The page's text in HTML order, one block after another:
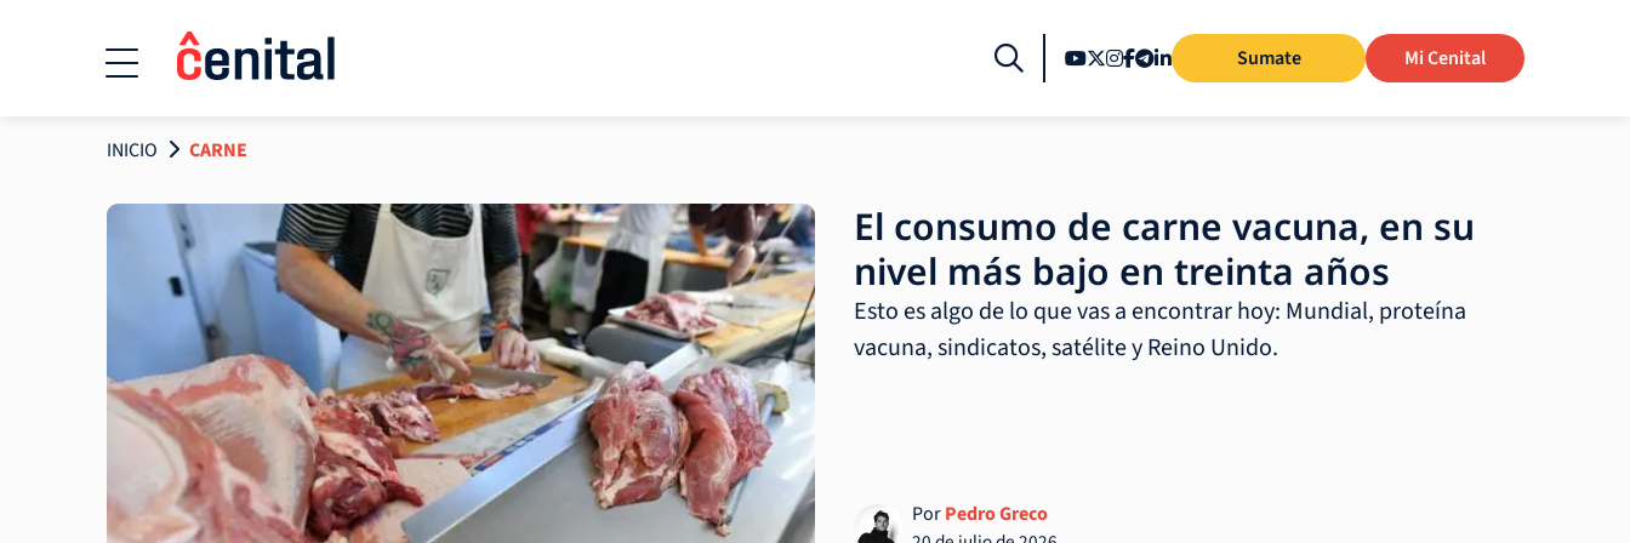
Sumate Mi Cenital
INICIO CARNE
El consumo de carne vacuna, en su
nivel más bajo en treinta años
Esto es algo de lo que vas a encontrar hoy: Mundial, proteína
vacuna, sindicatos, satélite y Reino Unido.
PorPedro Greco